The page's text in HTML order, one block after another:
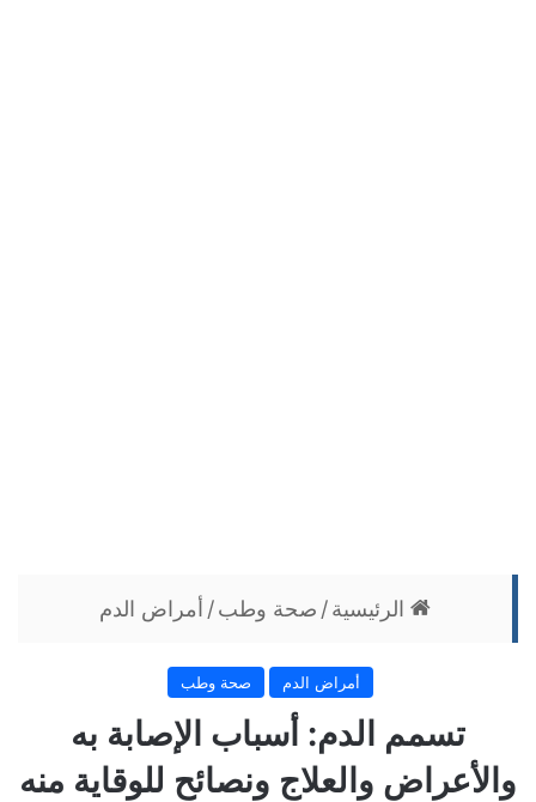
الرئيسية/ صحة وطب/ أمراض الدم
أمراض الدم صحة وطب
تسمم الدم: أسباب الإصابة به
والأعراض والعلاج ونصائح للوقاية منه